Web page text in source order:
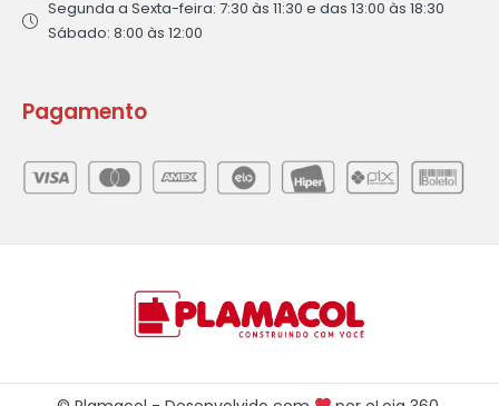
Segunda a Sexta-feira: 7:30 às 11:30 e das 13:00 às 18:30
Sábado: 8:00 às 12:00
Pagamento